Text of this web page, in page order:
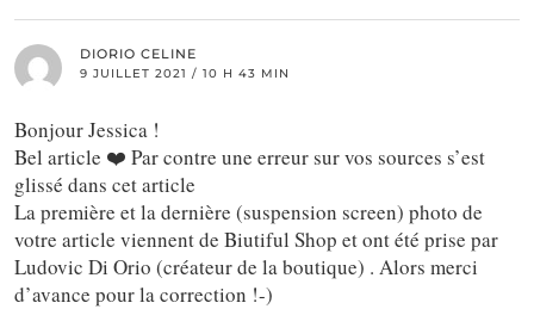
DIORIO CELINE
9 JUILLET 2021 / 10 H 43 MIN
Bonjour Jessica !
Bel article ❤️ Par contre une erreur sur vos sources s’est
glissé dans cet article
La première et la dernière (suspension screen) photo de
votre article viennent de Biutiful Shop et ont été prise par
Ludovic Di Orio (créateur de la boutique) . Alors merci
d’avance pour la correction !-)